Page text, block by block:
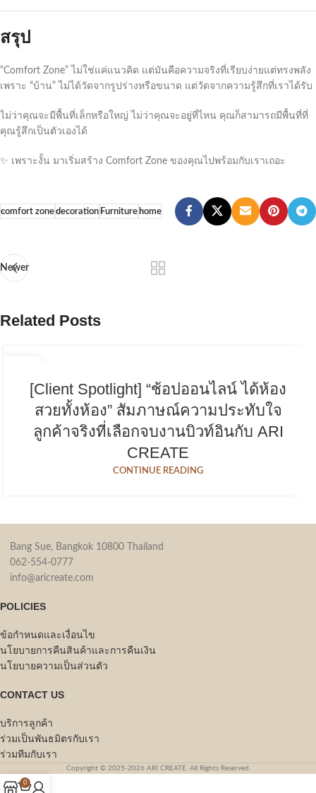
สรุป
“Comfort Zone” ไม่ใช่แค่แนวคิด แต่มันคือความจริงที่เรียบง่ายแต่ทรงพลัง
เพราะ “บ้าน” ไม่ได้วัดจากรูปร่างหรือขนาด แต่วัดจากความรู้สึกที่เราได้รับ
ไม่ว่าคุณจะมีพื้นที่เล็กหรือใหญ่ ไม่ว่าคุณจะอยู่ที่ไหน คุณก็สามารถมีพื้นที่ที่
คุณรู้สึกเป็นตัวเองได้
✨ เพราะงั้น มาเริ่มสร้าง Comfort Zone ของคุณไปพร้อมกับเราเถอะ
comfort zonedecorationFurniturehome
Newer
Related Posts
[Client Spotlight] “ช้อปออนไลน์ ได้ห้อง
สวยทั้งห้อง” สัมภาษณ์ความประทับใจ
ลูกค้าจริงที่เลือกจบงานบิวท์อินกับ ARI
CREATE
CONTINUE READING
Bang Sue, Bangkok 10800 Thailand
062-554-0777
info@aricreate.com
POLICIES
ข้อกำหนดและเงื่อนไข
นโยบายการคืนสินค้าและการคืนเงิน
นโยบายความเป็นส่วนตัว
CONTACT US
บริการลูกค้า
ร่วมเป็นพันธมิตรกับเรา
ร่วมทีมกับเรา
Copyright © 2025-2026 ARI CREATE. All Rights Reserved.
0